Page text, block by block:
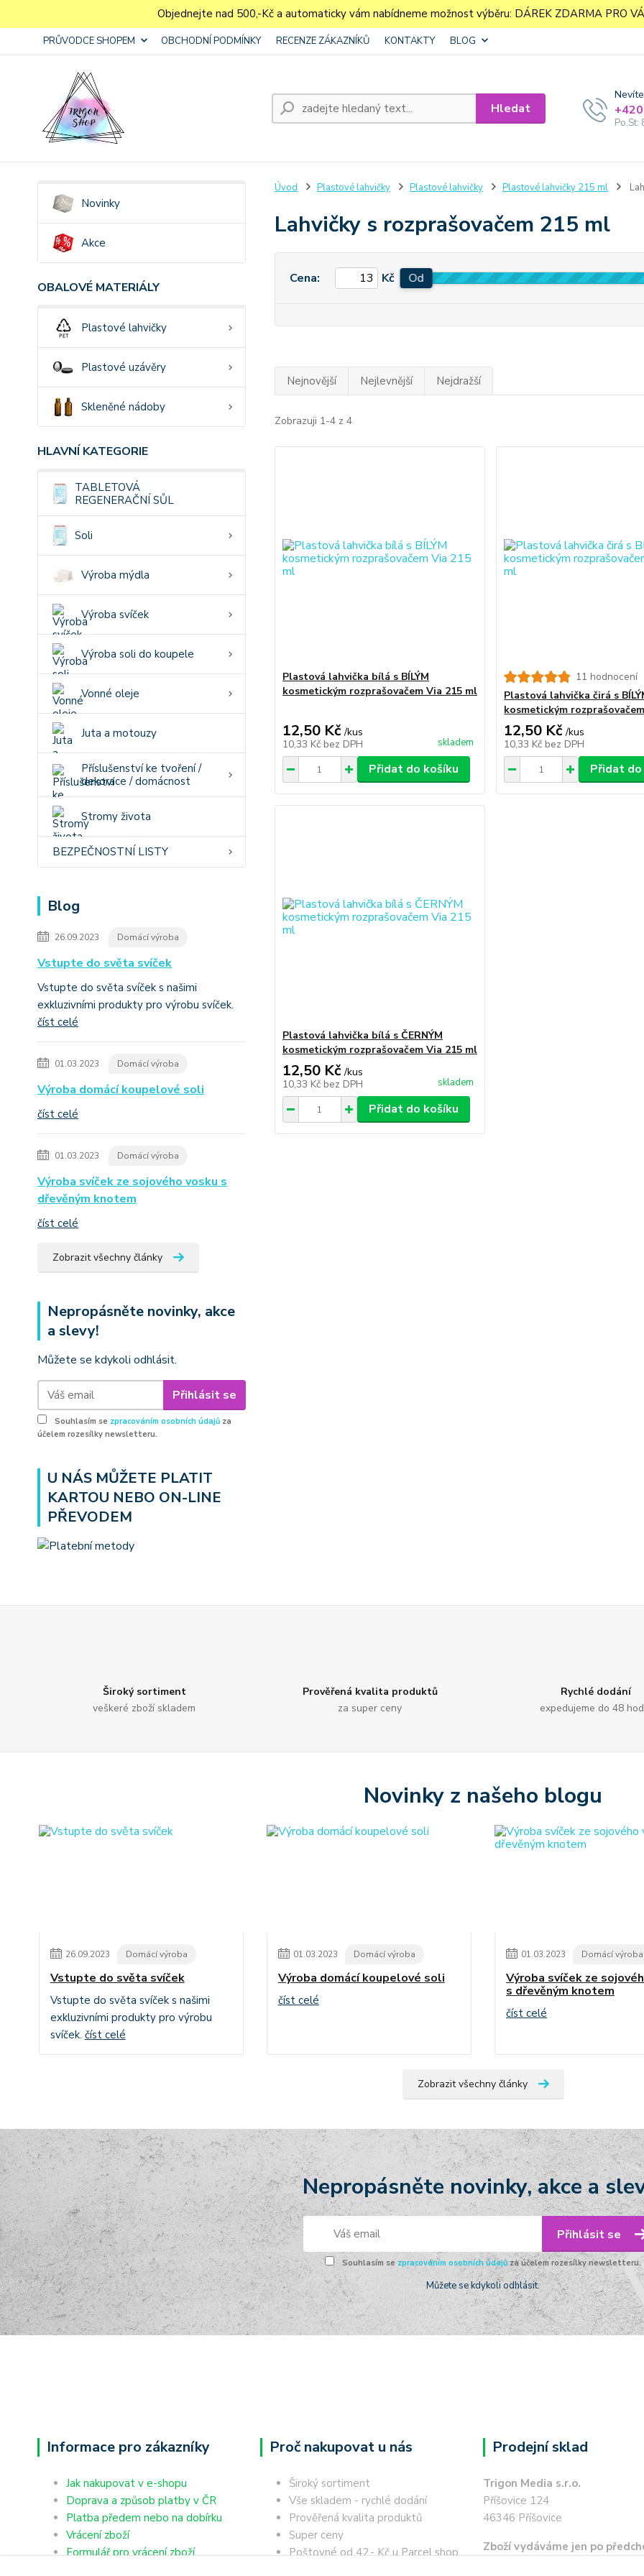
Objednejte nad 500,-Kč a automaticky vám nabídneme možnost výběru: DÁREK ZDARMA PRO
PRŮVODCE SHOPEM OBCHODNÍ PODMÍNKY RECENZE ZÁKAZNÍKŮ KONTAKTY BLOG
Hledat
Po,St:
Novinky
Akce
OBALOVÉ MATERIÁLY
Plastové lahvičky
Plastové uzávěry
Skleněné nádoby
HLAVNÍ KATEGORIE
TABLETOVÁ
REGENERAČNÍ SŮL
Soli
Výroba mýdla
Výroba svíček
Výroba soli do koupele
Vonné oleje
Juta a motouzy
Příslušenství ke tvoření /
dekorace / domácnost
Stromy života
BEZPEČNOSTNÍ LISTY
Blog
26.09.2023 Domácí výroba
Vstupte do světa svíček
Vstupte do světa svíček s našimi
exkluzivními produkty pro výrobu svíček.
číst celé
01.03.2023 Domácí výroba
Výroba domácí koupelové soli
číst celé
01.03.2023 Domácí výroba
Výroba svíček ze sojového vosku s
dřevěným knotem
číst celé
Zobrazit všechny články
Nepropásněte novinky, akce
a slevy!
Můžete se kdykoli odhlásit.
Přihlásit se
Souhlasím se zpracováním osobních údajů za
účelem rozesílky newsletteru.
U NÁS MŮŽETE PLATIT
KARTOU NEBO ON-LINE
PŘEVODEM
Úvod Plastové lahvičky Plastové lahvičky Plastové lahvičky 215 ml
Lahvičky s rozprašovačem 215 ml
Cena: Kč Od
Nejnovější Nejlevnější Nejdražší
Zobrazuji 1-4 z 4
Plastová lahvička bílá s BÍLÝM
kosmetickým rozprašovačem Via 215 ml
12,50 Kč /kus
10,33 Kč bez DPH skladem
Přidat do košíku
11 hodnocení
Plastová lahvička čirá s
kosmetickým
12,50 Kč /kus
10,33 Kč bez DPH
Přidat do
Plastová lahvička bílá s ČERNÝM
kosmetickým rozprašovačem Via 215 ml
12,50 Kč /kus
10,33 Kč bez DPH skladem
Přidat do košíku
Široký sortiment
veškeré zboží skladem
Prověřená kvalita produktů
za super ceny
Rychlé dodání
expedujeme do 48
Novinky z našeho blogu
26.09.2023 Domácí výroba
Vstupte do světa svíček
Vstupte do světa svíček s našimi
exkluzivními produkty pro výrobu
svíček. číst celé
01.03.2023 Domácí výroba
Výroba domácí koupelové soli
číst celé
01.03.2023 Domácí výroba
Výroba svíček ze
s dřevěným knotem
číst celé
Zobrazit všechny články
Nepropásněte novinky, akce a
Přihlásit se
Souhlasím se zpracováním osobních údajůza účelem rozesílky newsletteru.
Můžete se kdykoli odhlásit.
Informace pro zákazníky
Jak nakupovat v e-shopu
Doprava a způsob platby v ČR
Platba předem nebo na dobírku
Vrácení zboží
Formulář pro vrácení zboží
Proč nakupovat u nás
Široký sortiment
Vše skladem - rychlé dodání
Prověřená kvalita produktů
Super ceny
Poštovné od 42,- Kč u Parcel shop
Prodejní sklad
Trigon Media s.r.o.
Příšovice 124
46346 Příšovice
Zboží vydáváme jen po